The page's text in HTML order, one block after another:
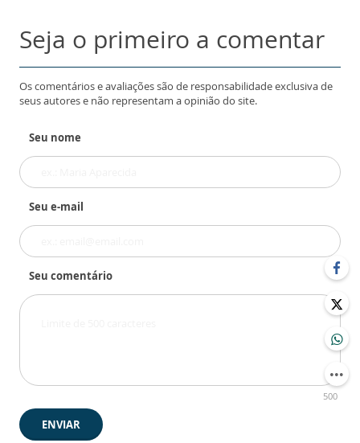
Seja o primeiro a comentar
Os comentários e avaliações são de responsabilidade exclusiva de
seus autores e não representam a opinião do site.
Seu nome
Seu e-mail
Seu comentário
500
ENVIAR